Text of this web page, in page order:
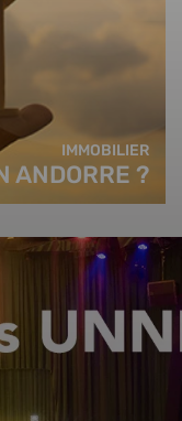
IMMOBILIER
ANDORRE ?